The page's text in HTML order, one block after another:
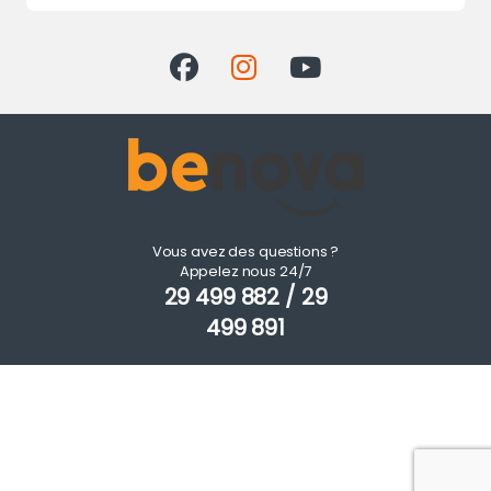
Vous avez des questions ?
Appelez nous 24/7
29 499 882 / 29
499 891